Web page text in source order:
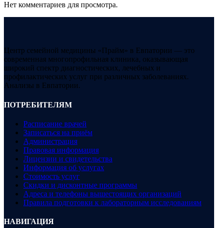
Нет комментариев для просмотра.
Центр семейной медицины «Прайм» в Евпатории — это
современная многопрофильная клиника, оказывающая
широкий спектр диагностических, лечебных и
профилактических услуг при различных заболеваниях.
Анализы в Евпатории.
ПОТРЕБИТЕЛЯМ
Расписание врачей
Записаться на приём
Администрация
Правовая информация
Лицензии и свидетельства
Информация об услугах
Стоимость услуг
Скидки и дисконтные программы
Адреса и телефоны вышестоящих организаций
Правила подготовки к лабораторным исследованиям
НАВИГАЦИЯ